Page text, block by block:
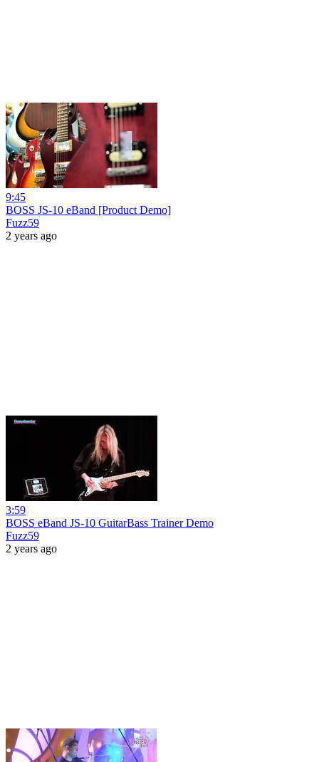
9:45
BOSS JS-10 eBand [Product Demo]
Fuzz59
2 years ago
3:59
BOSS eBand JS-10 GuitarBass Trainer Demo
Fuzz59
2 years ago